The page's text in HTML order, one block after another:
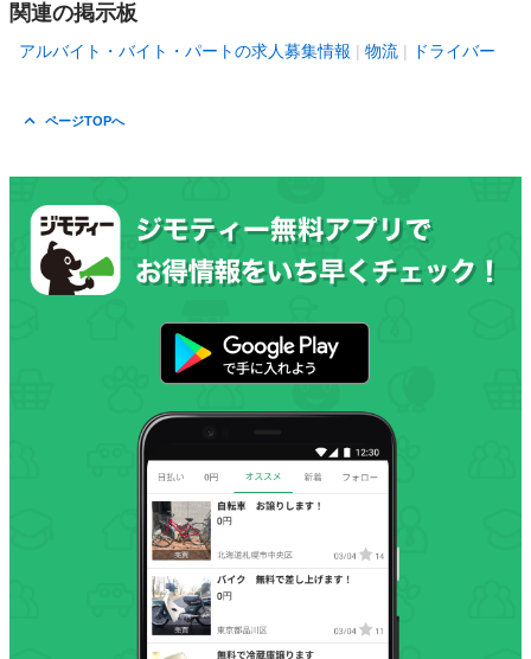
関連の掲示板
アルバイト・バイト・パートの求人募集情報 物流 ドライバー
ページTOPへ